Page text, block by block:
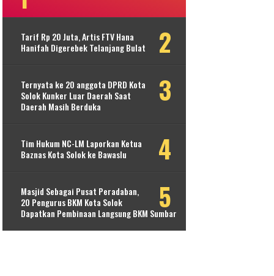
Tarif Rp 20 Juta, Artis FTV Hana
Hanifah Digerebek Telanjang Bulat
Ternyata ke 20 anggota DPRD Kota
Solok Kunker Luar Daerah Saat
Daerah Masih Berduka
Tim Hukum NC-LM Laporkan Ketua
Baznas Kota Solok ke Bawaslu
Masjid Sebagai Pusat Peradaban,
20 Pengurus BKM Kota Solok
Dapatkan Pembinaan Langsung BKM Sumbar